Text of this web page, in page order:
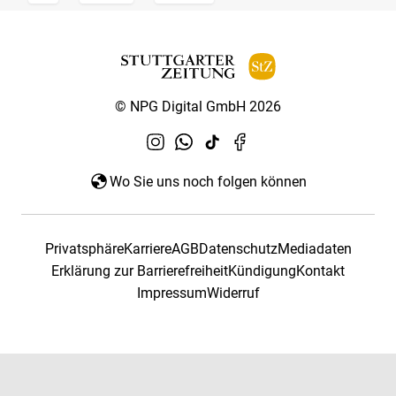
© NPG Digital GmbH 2026
Wo Sie uns noch folgen können
PrivatsphäreKarriereAGBDatenschutzMediadaten
Erklärung zur BarrierefreiheitKündigungKontakt
ImpressumWiderruf